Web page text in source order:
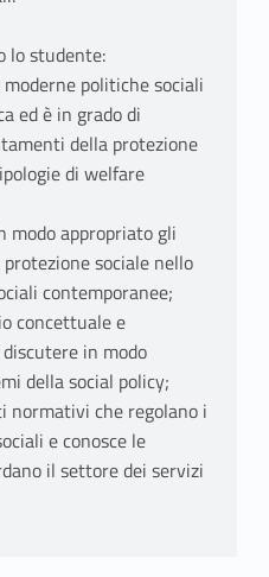
lo studente:
politiche sociali
ed è in grado di
della protezione
di welfare
modo appropriato gli
sociale nello
contemporanee;
concettuale e
in modo
della social policy;
normativi che regolano i
e conosce le
il settore dei servizi